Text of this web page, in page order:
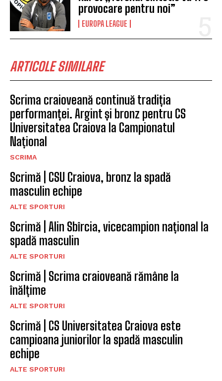
provocare pentru noi”
EUROPA LEAGUE
ARTICOLE SIMILARE
Scrima craioveană continuă tradiția
performanței. Argint și bronz pentru CS
Universitatea Craiova la Campionatul
Național
SCRIMA
Scrimă | CSU Craiova, bronz la spadă
masculin echipe
ALTE SPORTURI
Scrimă | Alin Sbîrcia, vicecampion național la
spadă masculin
ALTE SPORTURI
Scrimă | Scrima craioveană rămâne la
înălțime
ALTE SPORTURI
Scrimă | CS Universitatea Craiova este
campioana juniorilor la spadă masculin
echipe
ALTE SPORTURI